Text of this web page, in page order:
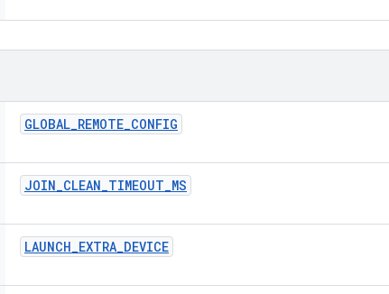
GLOBAL_REMOTE_CONFIG
JOIN_CLEAN_TIMEOUT_MS
LAUNCH_EXTRA_DEVICE